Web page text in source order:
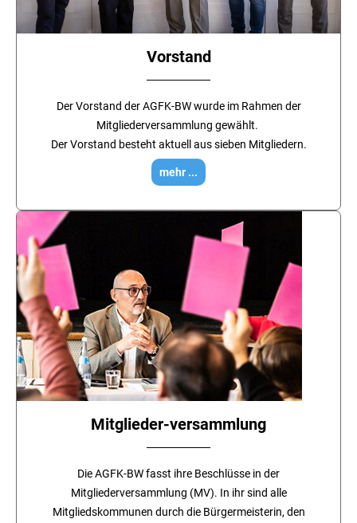
Vorstand
Der Vorstand der AGFK-BW wurde im Rahmen der
Mitgliederversammlung gewählt.
Der Vorstand besteht aktuell aus sieben Mitgliedern.
mehr ...
Mitglieder-versammlung
Die AGFK-BW fasst ihre Beschlüsse in der
Mitgliederversammlung (MV). In ihr sind alle
Mitgliedskommunen durch die Bürgermeisterin, den